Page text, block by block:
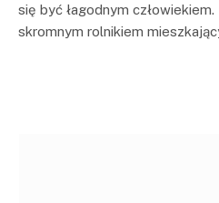
się być łagodnym
skromnym rolnikiem